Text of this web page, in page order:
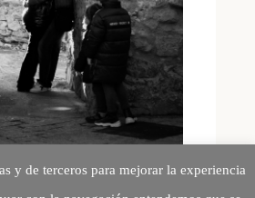
y de terceros para mejorar la experiencia